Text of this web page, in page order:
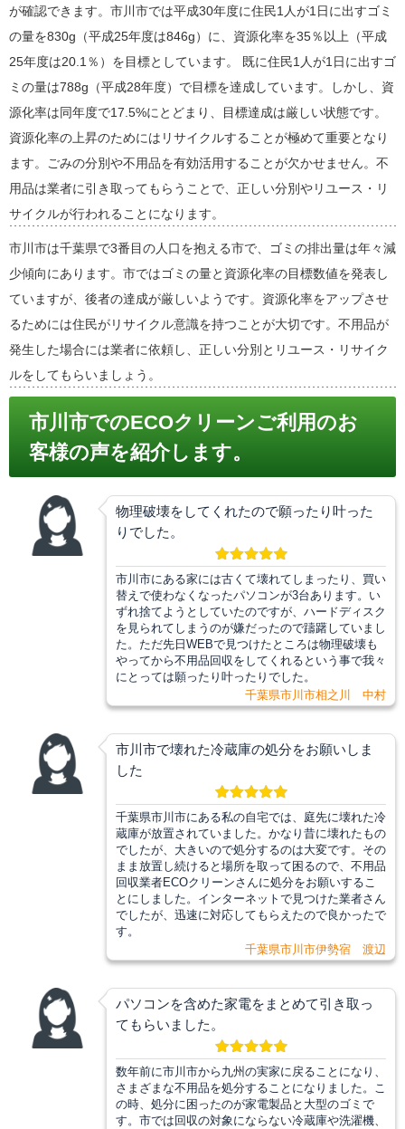
が確認できます。市川市では平成30年度に住民1人が1日に出すゴミ
の量を830g（平成25年度は846g）に、資源化率を35％以上（平成
25年度は20.1％）を目標としています。 既に住民1人が1日に出すゴ
ミの量は788g（平成28年度）で目標を達成しています。しかし、資
源化率は同年度で17.5%にとどまり、目標達成は厳しい状態です。
資源化率の上昇のためにはリサイクルすることが極めて重要となり
ます。ごみの分別や不用品を有効活用することが欠かせません。不
用品は業者に引き取ってもらうことで、正しい分別やリユース・リ
サイクルが行われることになります。
市川市は千葉県で3番目の人口を抱える市で、ゴミの排出量は年々減
少傾向にあります。市ではゴミの量と資源化率の目標数値を発表し
ていますが、後者の達成が厳しいようです。資源化率をアップさせ
るためには住民がリサイクル意識を持つことが大切です。不用品が
発生した場合には業者に依頼し、正しい分別とリユース・リサイク
ルをしてもらいましょう。
市川市でのECOクリーンご利用のお
客様の声を紹介します。
物理破壊をしてくれたので願ったり叶った
りでした。
市川市にある家には古くて壊れてしまったり、買い
替えで使わなくなったパソコンが3台あります。い
ずれ捨てようとしていたのですが、ハードディスク
を見られてしまうのが嫌だったので躊躇していまし
た。ただ先日WEBで見つけたところは物理破壊も
やってから不用品回収をしてくれるという事で我々
にとっては願ったり叶ったりでした。
千葉県市川市相之川 中村
市川市で壊れた冷蔵庫の処分をお願いしま
した
千葉県市川市にある私の自宅では、庭先に壊れた冷
蔵庫が放置されていました。かなり昔に壊れたもの
でしたが、大きいので処分するのは大変です。その
まま放置し続けると場所を取って困るので、不用品
回収業者ECOクリーンさんに処分をお願いするこ
とにしました。インターネットで見つけた業者さん
でしたが、迅速に対応してもらえたので良かったで
す。
千葉県市川市伊勢宿 渡辺
パソコンを含めた家電をまとめて引き取っ
てもらいました。
数年前に市川市から九州の実家に戻ることになり、
さまざまな不用品を処分することになりました。こ
の時、処分に困ったのが家電製品と大型のゴミで
す。市では回収の対象にならない冷蔵庫や洗濯機、